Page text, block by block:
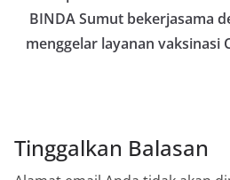
BINDA Sumut bekerjasama
menggelar layanan vaksinasi
Tinggalkan Balasan